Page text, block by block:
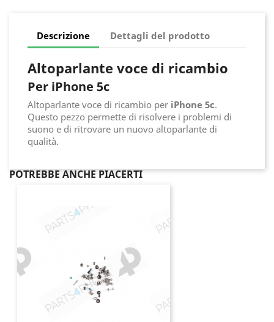
Descrizione Dettagli del prodotto
Altoparlante voce di ricambio
Per iPhone 5c
Altoparlante voce di ricambio per iPhone 5c.
Questo pezzo permette di risolvere i problemi di
suono e di ritrovare un nuovo altoparlante di
qualità.
POTREBBE ANCHE PIACERTI